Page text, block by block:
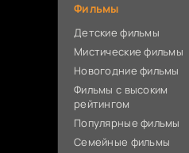
Фильмы
Детские фильмы
Мистические фильмы
Новогодние фильмы
Фильмы с высоким
рейтингом
Популярные фильмы
Семейные фильмы